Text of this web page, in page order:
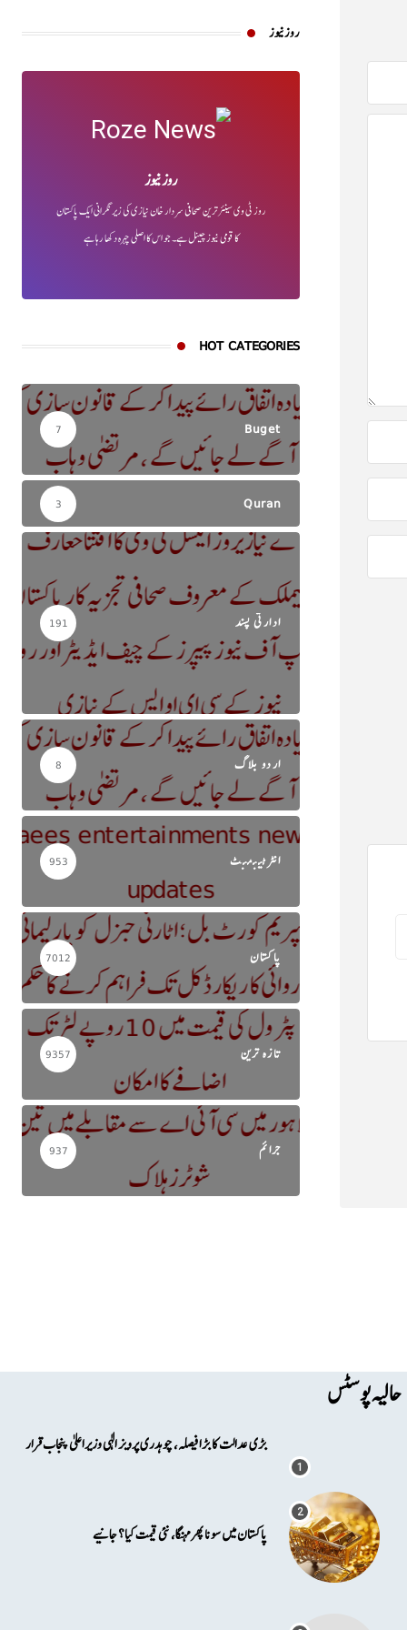
روز نیوز
روز نیوز
روز ٹی وی سینئر ترین صحافی سردار خان نیازی کی زیر نگرانی ایک پاکستان
کا قومی نیوز چینل ہے۔ جو اس کا اصلی چہرہ دکھا رہا ہے
HOT CATEGORIES
Buget
7
Quran
3
ادارتی پسند 191
اردو بلاگ 8
انٹرٹینمنٹ 953
پاکستان 7012
تازہ ترین 9357
جرائم 937
حالیہ پوسٹس
بڑی عدالت کا بڑا فیصلہ، چوہدری پرویز الٰہی وزیراعلیٰ پنجاب قرار
پاکستان میں سونا پھرمہنگا، نئی قیمت کیا؟ جانیے